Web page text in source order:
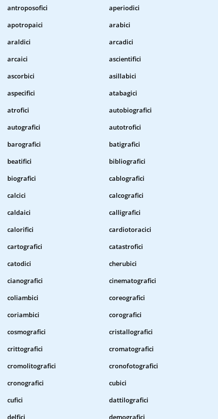
antroposofici
aperiodici
apotropaici
arabici
araldici
arcadici
arcaici
ascientifici
ascorbici
asillabici
aspecifici
atabagici
atrofici
autobiografici
autografici
autotrofici
barografici
batigrafici
beatifici
bibliografici
biografici
cablografici
calcici
calcografici
caldaici
calligrafici
calorifici
cardiotoracici
cartografici
catastrofici
catodici
cherubici
cianografici
cinematografici
coliambici
coreografici
coriambici
corografici
cosmografici
cristallografici
crittografici
cromatografici
cromolitografici
cronofotografici
cronografici
cubici
cufici
dattilografici
delfici
demografici